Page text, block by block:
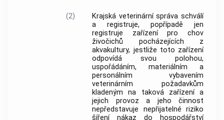
(2)
Krajská veterinární správa schválí
a registruje, popřípadě jen
registruje zařízení pro chov
živočichů pocházejících z
akvakultury, jestliže toto zařízení
odpovídá svou polohou,
uspořádáním, materiálním a
personálním vybavením
veterinárním požadavkům
kladeným na taková zařízení a
jejich provoz a jeho činnost
nepředstavuje nepřijatelné riziko
šíření nákaz do hospodářství